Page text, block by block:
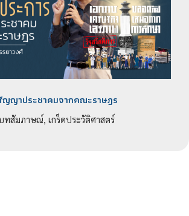
ญญาประชาคมจากคณะราษฎร
สัมภาษณ์, เกร็ดประวัติศาสตร์